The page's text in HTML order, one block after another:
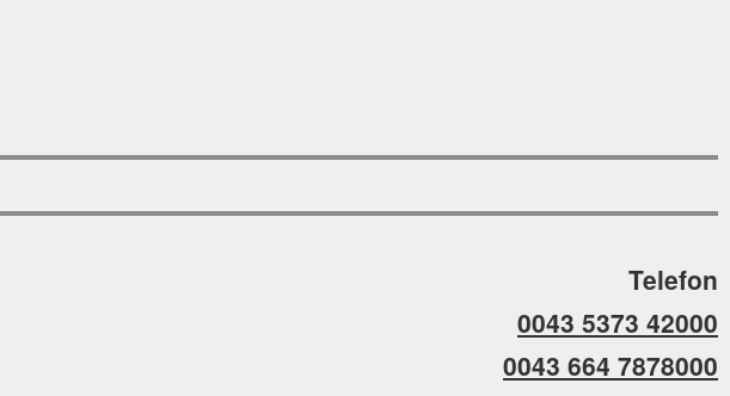
Telefon
0043 5373 42000
0043 664 7878000